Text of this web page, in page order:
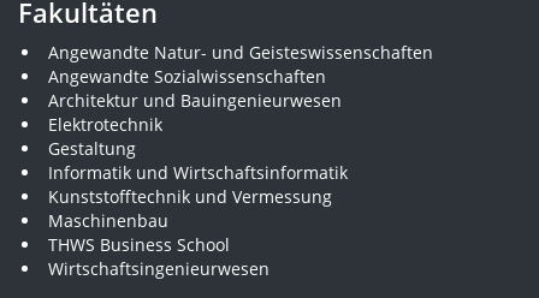
Fakultäten
Angewandte Natur- und Geisteswissenschaften
Angewandte Sozialwissenschaften
Architektur und Bauingenieurwesen
Elektrotechnik
Gestaltung
Informatik und Wirtschaftsinformatik
Kunststofftechnik und Vermessung
Maschinenbau
THWS Business School
Wirtschaftsingenieurwesen